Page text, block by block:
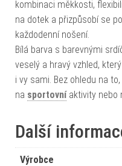
kombinaci měkkosti,
na dotek a přizpůsobí se
každodenní nošení.
Bílá barva s barevnými
veselý a hravý vzhled,
i vy sami. Bez ohledu na
na sportovníaktivity nebo
Další
Výrobce